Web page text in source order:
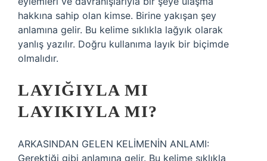
hakkına sahip olan kimse. Birine yakışan şey
anlamına gelir. Bu kelime sıklıkla lağyık olarak
yanlış yazılır. Doğru kullanıma layık bir biçimde
olmalıdır.
LAYIĞIYLA MI
LAYIKIYLA MI?
ARKASINDAN GELEN KELİMENİN ANLAMI:
Gerektiği gibi anlamına gelir. Bu kelime sıklıkla